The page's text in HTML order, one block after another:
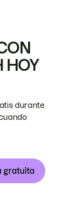
HOY
durante
gratuita